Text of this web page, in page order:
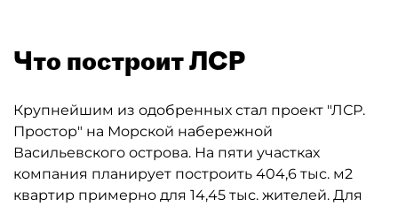
Что построит ЛСР
Крупнейшим из одобренных стал проект "ЛСР.
Простор" на Морской набережной
Васильевского острова. На пяти участках
компания планирует построить 404,6 тыс. м2
квартир примерно для 14,45 тыс. жителей. Для